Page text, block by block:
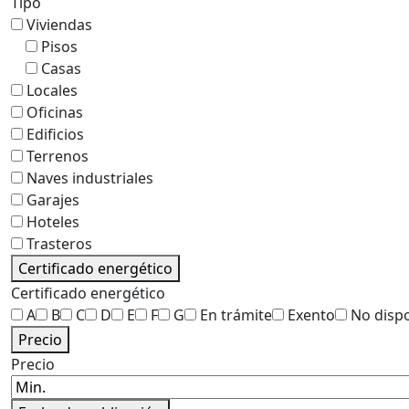
Viviendas
Pisos
Casas
Locales
Oficinas
Edificios
Terrenos
Naves industriales
Garajes
Hoteles
Trasteros
Certificado energético
Certificado energético
A
B C D E F G En trámite Exento
No
Precio
Precio